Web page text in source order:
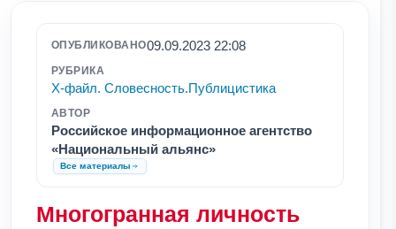
ОПУБЛИКОВАНО09.09.2023 22:08
РУБРИКА
Х-файл. Словесность.Публицистика
АВТОР
Российское информационное агентство
«Национальный альянс»
Все материалы
Многогранная личность